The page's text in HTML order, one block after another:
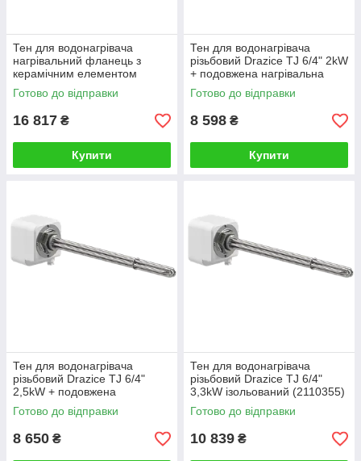
Тен для водонагрівача
нагрівальний фланець з
керамічним елементом
Drazice TPK 210-12 6,6 кВт
(2110410)
Готово до відправки
16 817 ₴
Купити
Тен для водонагрівача
різьбовий Drazice TJ 6/4" 2kW
+ подовжена нагрівальна
частина + кабель (2110353)
Готово до відправки
8 598 ₴
Купити
Тен для водонагрівача
різьбовий Drazice TJ 6/4"
2,5kW + подовжена
нагрівальна частина + кабель
(2110354)
Готово до відправки
8 650 ₴
Тен для водонагрівача
різьбовий Drazice TJ 6/4"
3,3kW ізольований (2110355)
Готово до відправки
10 839 ₴